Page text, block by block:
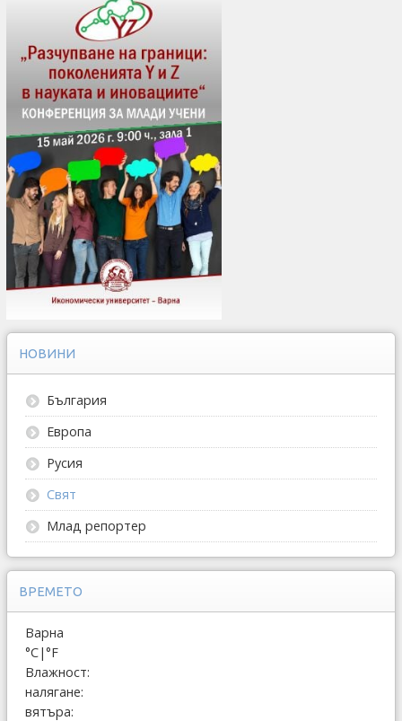
НОВИНИ
България
Европа
Русия
Свят
Млад репортер
ВРЕМЕТО
Варна
°C|°F
Влажност:
налягане:
вятъра: